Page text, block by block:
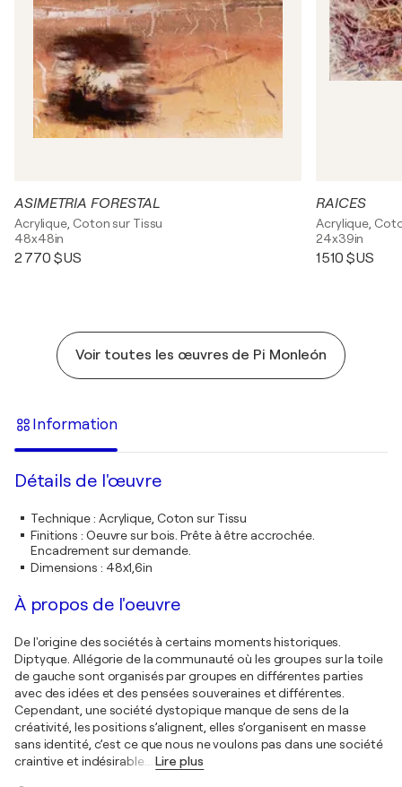
ASIMETRIA FORESTAL
Acrylique, Coton sur Tissu
48x48in
2 770 $US
RAICES
Acrylique,
24x39in
1 510 $US
Voir toutes les œuvres de Pi Monleón
Information
Détails de l'œuvre
Technique: Acrylique, Coton sur Tissu
Finitions : Oeuvre sur bois. Prête à être accrochée.
Encadrement sur demande.
Dimensions : 48x1,6in
À propos de l'oeuvre
De l'origine des sociétés à certains moments historiques.
Diptyque. Allégorie de la communauté où les groupes sur la toile
de gauche sont organisés par groupes en différentes parties
avec des idées et des pensées souveraines et différentes.
Cependant, une société dystopique manque de sens de la
créativité, les positions s’alignent, elles s’organisent en masse
sans identité, c’est ce que nous ne voulons pas dans une société
craintive et indésirable.
Lire plus